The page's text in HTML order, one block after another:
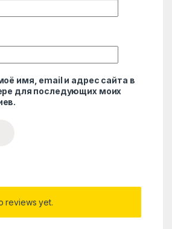
имя, email и адрес сайта в
для последующих моих
reviews yet.